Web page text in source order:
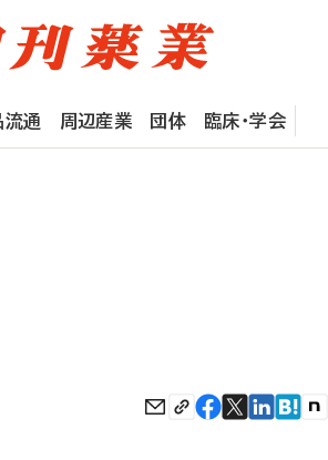
流通 周辺産業 団体 臨床・学会